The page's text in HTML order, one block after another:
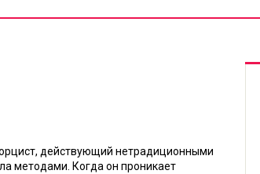
действующий нетрадиционными
методами. Когда он проникает